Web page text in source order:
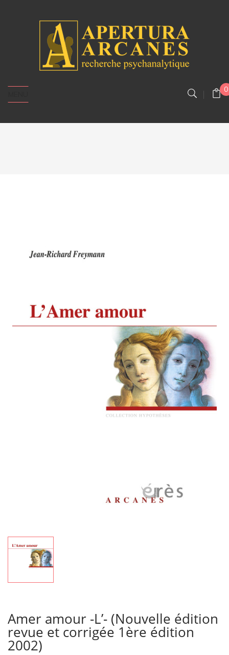
0
Amer amour -L’- (Nouvelle édition
revue et corrigée 1ère édition
2002)